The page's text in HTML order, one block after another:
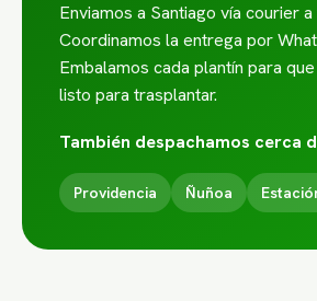
Enviamos a Santiago vía courier
Coordinamos la entrega por
Embalamos cada plantín para
listo para trasplantar.
También despachamos cerca
Providencia Ñuñoa